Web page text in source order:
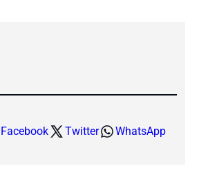
Facebook Twitter WhatsApp